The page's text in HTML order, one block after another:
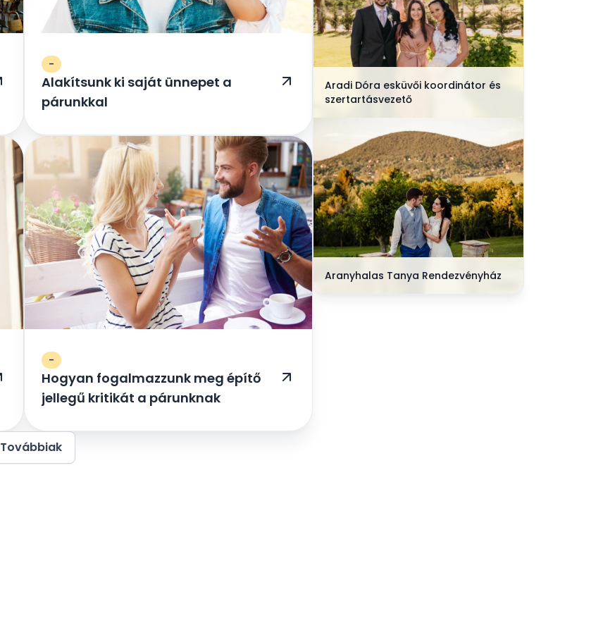
-
Alakítsunk ki saját ünnepet a
párunkkal
-
Hogyan fogalmazzunk meg építő
jellegű kritikát a párunknak
Továbbiak
Aradi Dóra esküvői koordinátor és
szertartásvezető
Aranyhalas Tanya Rendezvényház